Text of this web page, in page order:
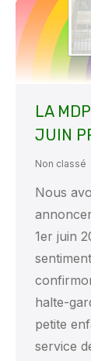
LA
JUIN
Non classé
Nous
1er juin
halte-
petite
service